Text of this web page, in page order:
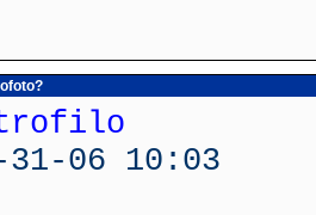
06 10:03